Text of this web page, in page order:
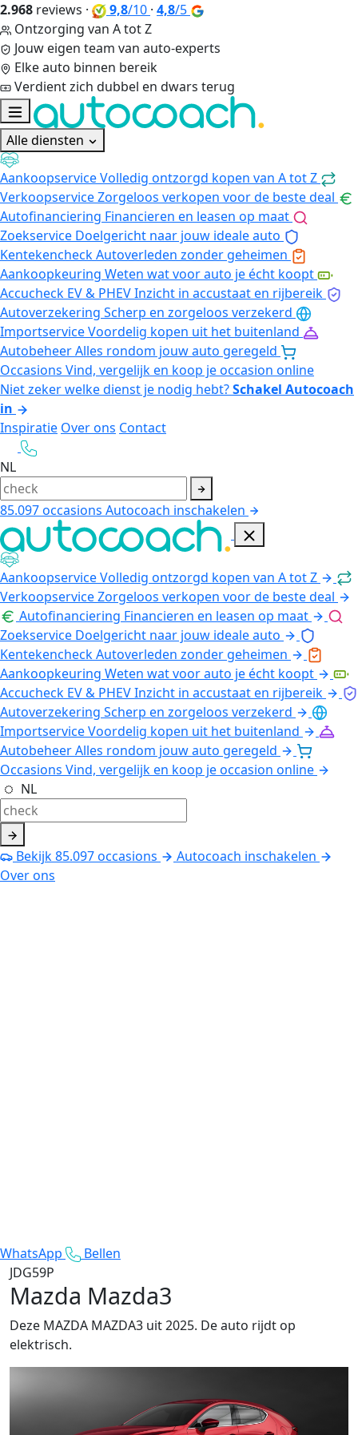
2.968 reviews · 9,8/10 · 4,8/5
Ontzorging van A tot Z
Jouw eigen team van auto-experts
Elke auto binnen bereik
Verdient zich dubbel en dwars terug
Alle diensten
AankoopserviceVolledig ontzorgd kopen van A tot Z
VerkoopserviceZorgeloos verkopen voor de beste deal
Autofinanciering Financieren en leasen op maat
Zoekservice Doelgericht naar jouw ideale auto
KentekencheckAutoverleden zonder geheimen
Aankoopkeuring Weten wat voor auto je écht koopt
Accucheck EV & PHEVInzicht in accustaat en rijbereik
Autoverzekering Scherp en zorgeloos verzekerd
ImportserviceVoordelig kopen uit het buitenland
AutobeheerAlles rondom jouw auto geregeld
Occasions Vind, vergelijk en koop je occasion online
Niet zeker welke dienst je nodig hebt?Schakel Autocoach
in
Inspiratie Over ons Contact
NL
85.097occasions Autocoach inschakelen
AankoopserviceVolledig ontzorgd kopen van A tot Z
VerkoopserviceZorgeloos verkopen voor de beste deal
Autofinanciering Financieren en leasen op maat
Zoekservice Doelgericht naar jouw ideale auto
KentekencheckAutoverleden zonder geheimen
Aankoopkeuring Weten wat voor auto je écht koopt
Accucheck EV & PHEVInzicht in accustaat en rijbereik
Autoverzekering Scherp en zorgeloos verzekerd
ImportserviceVoordelig kopen uit het buitenland
AutobeheerAlles rondom jouw auto geregeld
Occasions Vind, vergelijk en koop je occasion online
NL
Bekijk85.097occasions
Autocoach inschakelen
Over ons
WhatsApp
Bellen
JDG59P
Mazda Mazda3
Deze MAZDA MAZDA3 uit 2025. De auto rijdt op
elektrisch.